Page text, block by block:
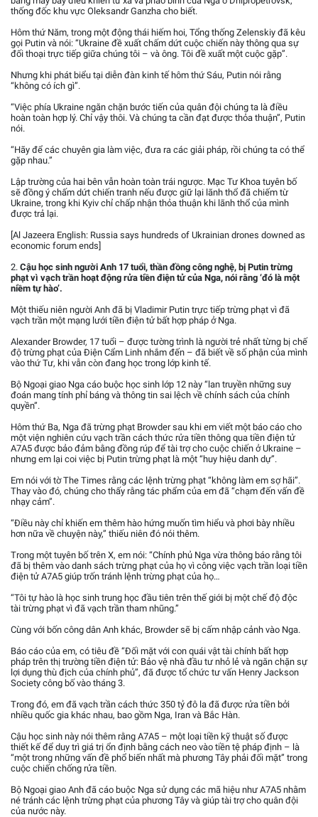
thống đốc khu vực Oleksandr Ganzha cho biết.
Hôm thứ Năm, trong một động thái hiếm hoi, Tổng thống Zelenskiy đã kêu
gọi Putin và nói: “Ukraine đề xuất chấm dứt cuộc chiến này thông qua sự
đối thoại trực tiếp giữa chúng tôi – và ông. Tôi đề xuất một cuộc gặp”.
Nhưng khi phát biểu tại diễn đàn kinh tế hôm thứ Sáu, Putin nói rằng
“không có ích gì”.
“Việc phía Ukraine ngăn chặn bước tiến của quân đội chúng ta là điều
hoàn toàn hợp lý. Chỉ vậy thôi. Và chúng ta cần đạt được thỏa thuận”, Putin
nói.
“Hãy để các chuyên gia làm việc, đưa ra các giải pháp, rồi chúng ta có thể
gặp nhau.”
Lập trường của hai bên vẫn hoàn toàn trái ngược. Mạc Tư Khoa tuyên bố
sẽ đồng ý chấm dứt chiến tranh nếu được giữ lại lãnh thổ đã chiếm từ
Ukraine, trong khi Kyiv chỉ chấp nhận thỏa thuận khi lãnh thổ của mình
được trả lại.
[Al Jazeera English: Russia says hundreds of Ukrainian drones downed as
economic forum ends]
2. Cậu học sinh người Anh 17 tuổi, thần đồng công nghệ, bị Putin trừng
phạt vì vạch trần hoạt động rửa tiền điện tử của Nga, nói rằng ‘đó là một
niềm tự hào’.
Một thiếu niên người Anh đã bị Vladimir Putin trực tiếp trừng phạt vì đã
vạch trần một mạng lưới tiền điện tử bất hợp pháp ở Nga.
Alexander Browder, 17 tuổi – được tường trình là người trẻ nhất từng bị chế
độ trừng phạt của Điện Cẩm Linh nhắm đến – đã biết về số phận của mình
vào thứ Tư, khi vẫn còn đang học trong lớp kinh tế.
Bộ Ngoại giao Nga cáo buộc học sinh lớp 12 này “lan truyền những suy
đoán mang tính phỉ báng và thông tin sai lệch về chính sách của chính
quyền”.
Hôm thứ Ba, Nga đã trừng phạt Browder sau khi em viết một báo cáo cho
một viện nghiên cứu vạch trần cách thức rửa tiền thông qua tiền điện tử
A7A5 được bảo đảm bằng đồng rúp để tài trợ cho cuộc chiến ở Ukraine –
nhưng em lại coi việc bị Putin trừng phạt là một “huy hiệu danh dự”.
Em nói với tờ The Times rằng các lệnh trừng phạt “không làm em sợ hãi”.
Thay vào đó, chúng cho thấy rằng tác phẩm của em đã “chạm đến vấn đề
nhạy cảm”.
“Điều này chỉ khiến em thêm hào hứng muốn tìm hiểu và phơi bày nhiều
hơn nữa về chuyện này,” thiếu niên đó nói thêm.
Trong một tuyên bố trên X, em nói: “Chính phủ Nga vừa thông báo rằng tôi
đã bị thêm vào danh sách trừng phạt của họ vì công việc vạch trần loại tiền
điện tử A7A5 giúp trốn tránh lệnh trừng phạt của họ…
“Tôi tự hào là học sinh trung học đầu tiên trên thế giới bị một chế độ độc
tài trừng phạt vì đã vạch trần tham nhũng.”
Cùng với bốn công dân Anh khác, Browder sẽ bị cấm nhập cảnh vào Nga.
Báo cáo của em, có tiêu đề “Đối mặt với con quái vật tài chính bất hợp
pháp trên thị trường tiền điện tử: Bảo vệ nhà đầu tư nhỏ lẻ và ngăn chặn sự
lợi dụng thù địch của chính phủ”, đã được tổ chức tư vấn Henry Jackson
Society công bố vào tháng 3.
Trong đó, em đã vạch trần cách thức 350 tỷ đô la đã được rửa tiền bởi
nhiều quốc gia khác nhau, bao gồm Nga, Iran và Bắc Hàn.
Cậu học sinh này nói thêm rằng A7A5 – một loại tiền kỹ thuật số được
thiết kế để duy trì giá trị ổn định bằng cách neo vào tiền tệ pháp định – là
“một trong những vấn đề phổ biến nhất mà phương Tây phải đối mặt” trong
cuộc chiến chống rửa tiền.
Bộ Ngoại giao Anh đã cáo buộc Nga sử dụng các mã hiệu như A7A5 nhằm
né tránh các lệnh trừng phạt của phương Tây và giúp tài trợ cho quân đội
của nước này.